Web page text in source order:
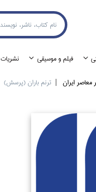
فيلم و موسيقي نشريات
معاصر ايران ترنم باران (پرسش)